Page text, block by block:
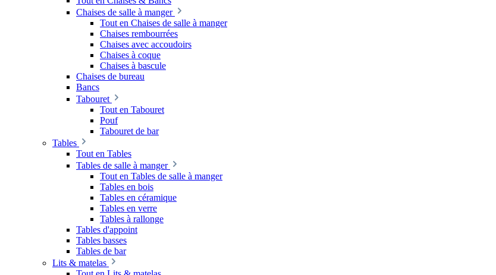
Chaises de salle à manger
Tout en Chaises de salle à manger
Chaises rembourrées
Chaises avec accoudoirs
Chaises à coque
Chaises à bascule
Chaises de bureau
Bancs
Tabouret
Tout en Tabouret
Pouf
Tabouret de bar
Tables
Tout en Tables
Tables de salle à manger
Tout en Tables de salle à manger
Tables en bois
Tables en céramique
Tables en verre
Tables à rallonge
Tables d'appoint
Tables basses
Tables de bar
Lits & matelas